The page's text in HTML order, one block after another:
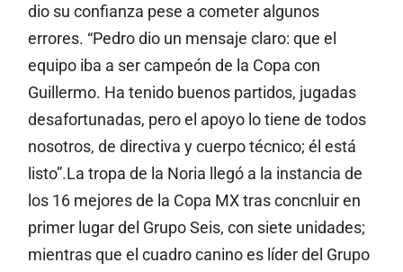
dio su confianza pese a cometer algunos
errores. “Pedro dio un mensaje claro: que el
equipo iba a ser campeón de la Copa con
Guillermo. Ha tenido buenos partidos, jugadas
desafortunadas, pero el apoyo lo tiene de todos
nosotros, de directiva y cuerpo técnico; él está
listo”.La tropa de la Noria llegó a la instancia de
los 16 mejores de la Copa MX tras concnluir en
primer lugar del Grupo Seis, con siete unidades;
mientras que el cuadro canino es líder del Grupo